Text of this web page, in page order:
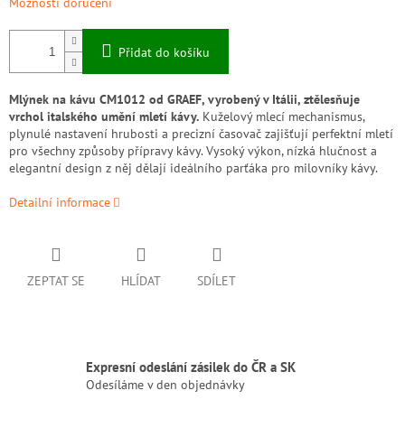
Přidat do košíku
Mlýnek na kávu CM1012 od GRAEF, vyrobený v Itálii, ztělesňuje
vrchol italského umění mletí kávy. Kuželový mlecí mechanismus,
plynulé nastavení hrubosti a precizní časovač zajišťují perfektní mletí
pro všechny způsoby přípravy kávy.Vysoký výkon,nízká hlučnost a
elegantní design z něj dělají ideálního parťáka pro milovníky kávy.
Detailní informace
ZEPTAT SE HLÍDAT SDÍLET
Expresní odeslání zásilek do ČR a SK
Odesíláme v den objednávky